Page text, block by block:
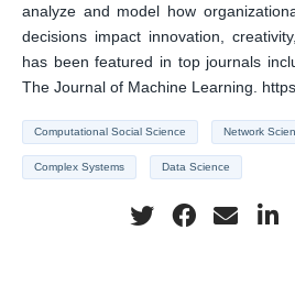
analyze and model how
decisions impact innovation,
has been featured in top journals
The Journal of Machine Learning.
Computational Social Science Network
Complex Systems Data Science